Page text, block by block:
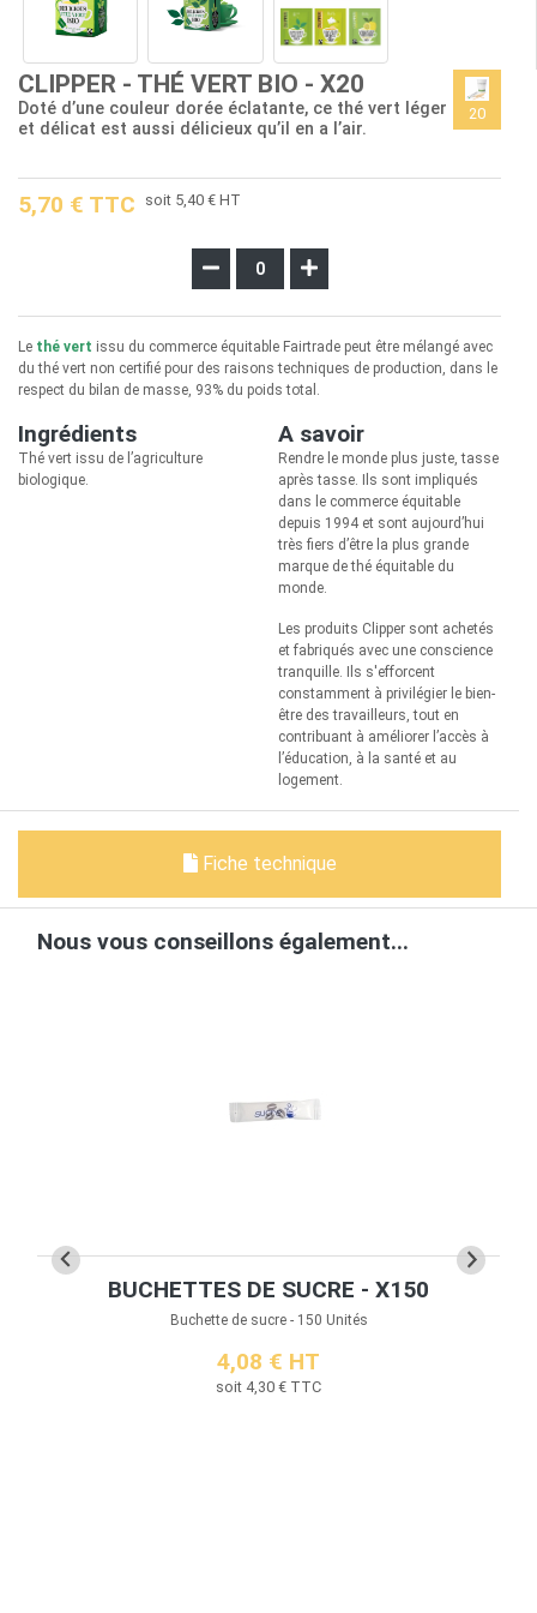
CLIPPER - THÉ VERT BIO - X20
20
Doté d’une couleur dorée éclatante, ce thé vert léger
et délicat est aussi délicieux qu’il en a l’air.
5,70 € TTC soit 5,40 € HT
Le thé vert issu du commerce équitable Fairtrade peut être mélangé avec
du thé vert non certifié pour des raisons techniques de production, dans le
respect du bilan de masse, 93% du poids total.
Ingrédients
Thé vert issu de l’agriculture
biologique.
A savoir
Rendre le monde plus juste, tasse
après tasse. Ils sont impliqués
dans le commerce équitable
depuis 1994 et sont aujourd’hui
très fiers d’être la plus grande
marque de thé équitable du
monde.
Les produits Clipper sont achetés
et fabriqués avec une conscience
tranquille. Ils s'efforcent
constamment à privilégier le bien-
être des travailleurs, tout en
contribuant à améliorer l’accès à
l’éducation, à la santé et au
logement.
Fiche technique
Nous vous conseillons également...
BUCHETTES DE SUCRE - X150
Buchette de sucre - 150 Unités
4,08 € HT
soit 4,30 € TTC